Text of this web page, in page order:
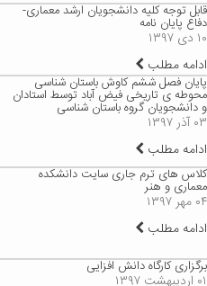
قابل توجه کلیه دانشجویان ارشد معماری-
دفاع پایان نامه
۱۰ دی ۱۳۹۷
ادامه مطلب
پایان فصل ششم کاوش باستان شناسی
محوطه ی تاریخی فیض آباد توسط استادان
و دانشجویان گروه باستان شناسی
۰۳ آذر ۱۳۹۷
ادامه مطلب
کلاس های ترم جاری سایت دانشکده
معماری و هنر
۰۴ مهر ۱۳۹۷
ادامه مطلب
برگزاری کارگاه دانش افزایی
۰۱ اردیبهشت ۱۳۹۷